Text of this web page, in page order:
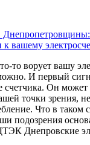
то ворует вашу
И первый
счетчика. Он может
точки зрения,
Что в таком
подозрения
Днепровские